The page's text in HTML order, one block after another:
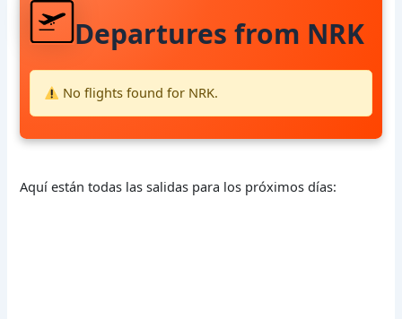
Departures from NRK
No flights found for NRK.
Aquí están todas las salidas para los próximos días: